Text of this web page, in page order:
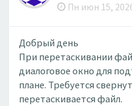
Пн июн 15,
Добрый день
При перетаскивании
диалоговое окно для
плане. Требуется
перетаскивается файл.